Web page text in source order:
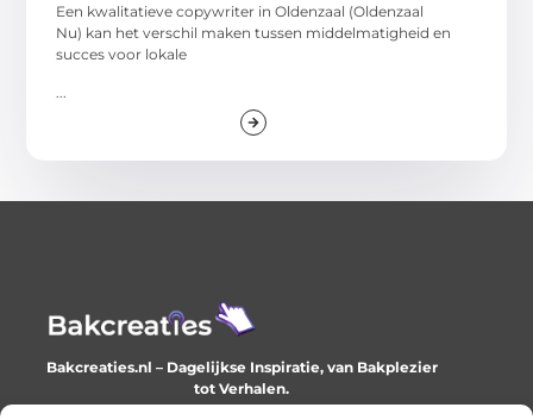
Een kwalitatieve copywriter in Oldenzaal (Oldenzaal
Nu) kan het verschil maken tussen middelmatigheid en
succes voor lokale
...
Bakcreaties.nl – Dagelijkse Inspiratie, van Bakplezier
tot Verhalen.
Ontdek unieke en creatieve verhalen die je elke dag